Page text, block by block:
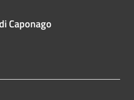
Caponago